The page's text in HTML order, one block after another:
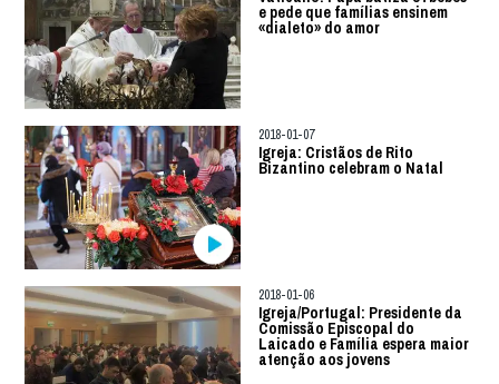
e pede que famílias ensinem
«dialeto» do amor
2018-01-07
Igreja: Cristãos de Rito
Bizantino celebram o Natal
2018-01-06
Igreja/Portugal: Presidente da
Comissão Episcopal do
Laicado e Família espera maior
atenção aos jovens